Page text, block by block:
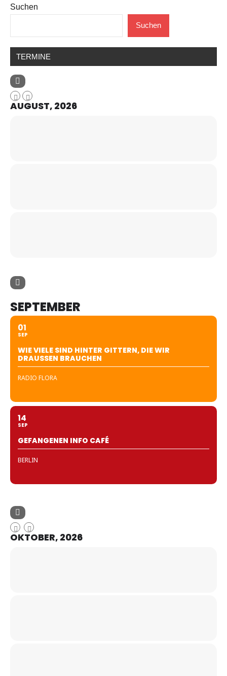
Suchen
Suchen
TERMINE
AUGUST, 2026
SEPTEMBER
01
SEP
WIE VIELE SIND HINTER GITTERN, DIE WIR
DRAUSSEN BRAUCHEN
RADIO FLORA
14
SEP
GEFANGENEN INFO CAFÉ
BERLIN
OKTOBER, 2026